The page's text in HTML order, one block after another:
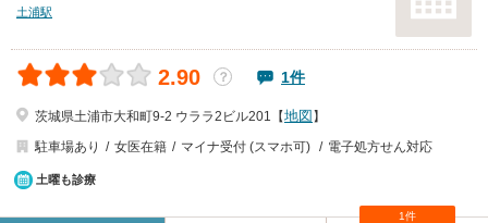
土浦駅
2.90 ？ 1件
茨城県土浦市大和町9-2 ウララ2ビル201【地図 】
駐車場あり
女医在籍 マイナ受付 (スマホ可) 電子処方せん対応
土曜も診療
1件